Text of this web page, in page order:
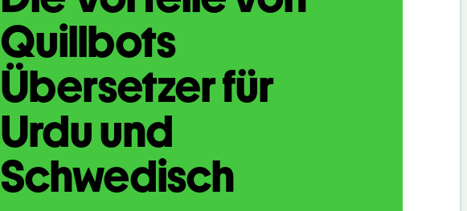
Quillbots
Übersetzer für
Urdu und
Schwedisch